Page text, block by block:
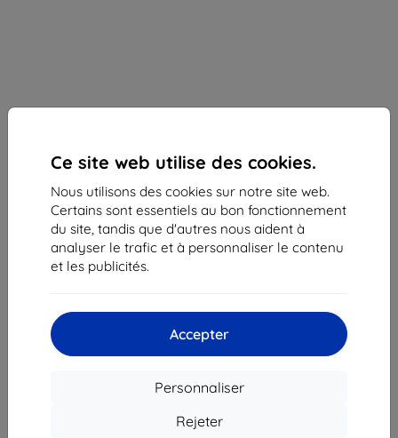
Ce site web utilise des cookies.
Nous utilisons des cookies sur notre site web.
Certains sont essentiels au bon fonctionnement
du site, tandis que d'autres nous aident à
analyser le trafic et à personnaliser le contenu
et les publicités.
Accepter
Personnaliser
Rejeter
Film de protection Samsung Galaxy S23 Screen
Protector (EF-US911CTEGWW)
Description et caractéristiques
25,90 €